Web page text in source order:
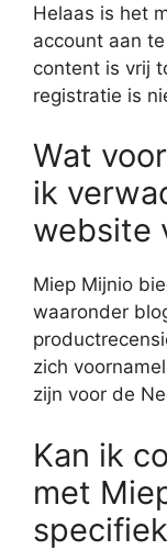
Helaas is het
account aan
content is vrij
registratie is
Wat
ik
website
Miep Mijnio
waaronder
zich
zijn voor de
Kan ik
met